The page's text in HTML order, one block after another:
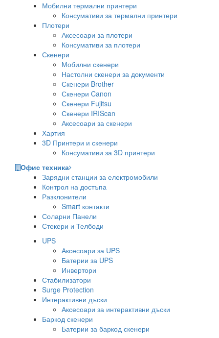
Мобилни термални принтери
Консумативи за термални принтери
Плотери
Аксесоари за плотери
Консумативи за плотери
Скенери
Мобилни скенери
Настолни скенери за документи
Скенери Brother
Скенери Canon
Скенери Fujitsu
Скенери IRIScan
Аксесоари за скенери
Хартия
3D Принтери и скенери
Консумативи за 3D принтери
Офис техника
Зарядни станции за електромобили
Контрол на достъпа
Разклонители
Smart контакти
Соларни Панели
Стекери и Телбоди
UPS
Аксесоари за UPS
Батерии за UPS
Инвертори
Стабилизатори
Surge Protection
Интерактивни дъски
Аксесоари за интерактивни дъски
Баркод скенери
Батерии за баркод скенери